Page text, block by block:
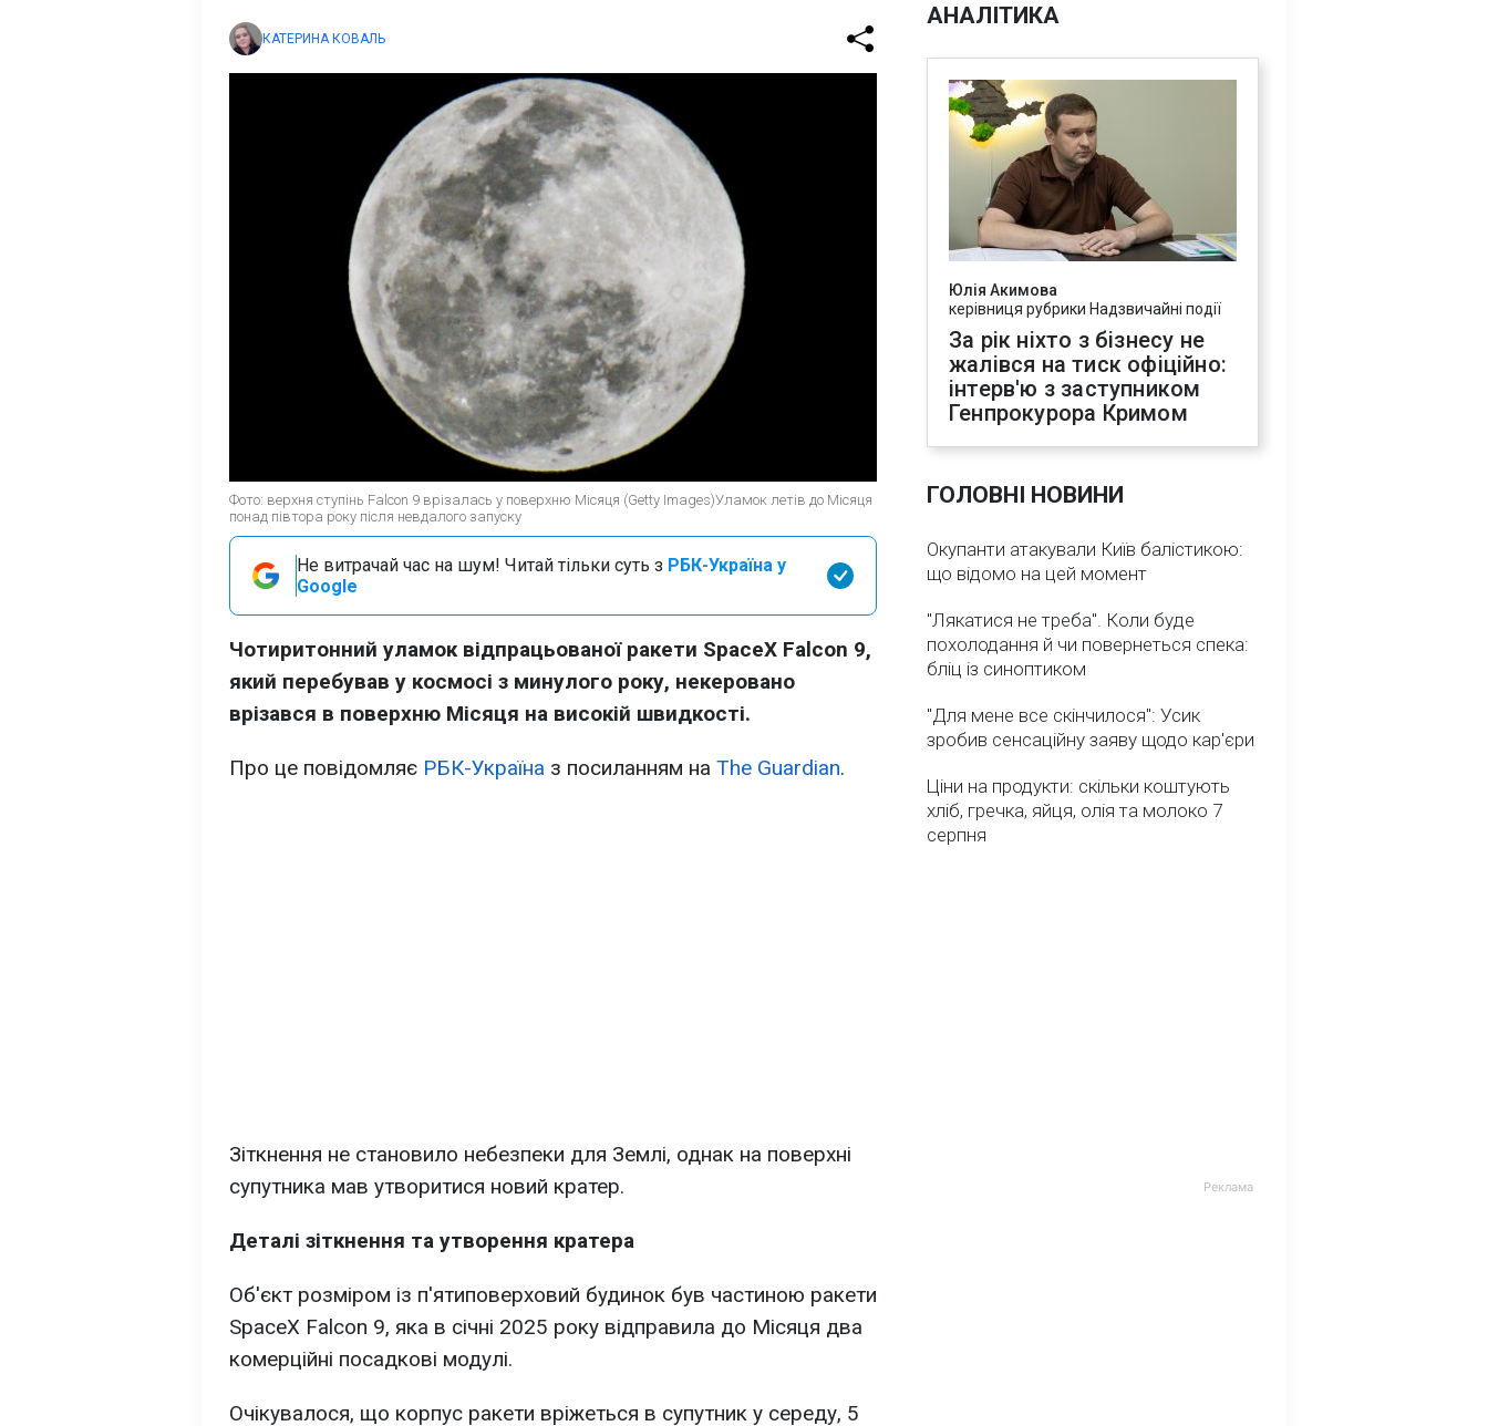
КАТЕРИНА КОВАЛЬ
Фото: верхня ступінь Falcon 9 врізалась у поверхню Місяця (Getty Images)Уламок летів до Місяця
понад півтора року після невдалого запуску
Не витрачай час на шум! Читай тільки суть з РБК-Україна у
Google
Чотиритонний уламок відпрацьованої ракети SpaceX Falcon 9,
який перебував у космосі з минулого року, некеровано
врізався в поверхню Місяця на високій швидкості.
Про це повідомляє РБК-Україна з посиланням на The Guardian.
Зіткнення не становило небезпеки для Землі, однак на поверхні
супутника мав утворитися новий кратер.
Деталі зіткнення та утворення кратера
Об'єкт розміром із п'ятиповерховий будинок був частиною ракети
SpaceX Falcon 9, яка в січні 2025 року відправила до Місяця два
комерційні посадкові модулі.
Очікувалося, що корпус ракети вріжеться в супутник у середу, 5
АНАЛІТИКА
Юлія Акимова
керівниця рубрики Надзвичайні події
За рік ніхто з бізнесу не
жалівся на тиск офіційно:
інтерв'ю з заступником
Генпрокурора Кримом
ГОЛОВНІ НОВИНИ
Окупанти атакували Київ балістикою:
що відомо на цей момент
"Лякатися не треба". Коли буде
похолодання й чи повернеться спека:
бліц із синоптиком
"Для мене все скінчилося": Усик
зробив сенсаційну заяву щодо кар'єри
Ціни на продукти: скільки коштують
хліб, гречка, яйця, олія та молоко 7
серпня